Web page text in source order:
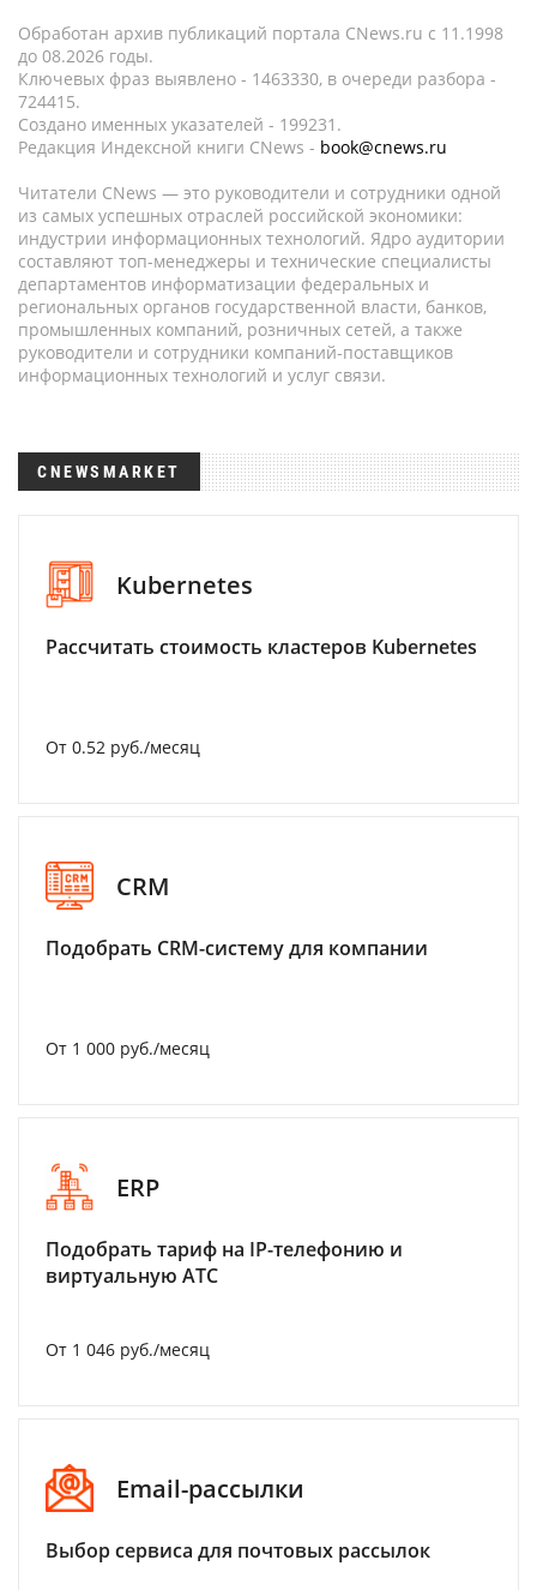
Обработан архив публикаций портала CNews.ru c 11.1998
до 08.2026 годы.
Ключевых фраз выявлено - 1463330, в очереди разбора -
724415.
Создано именных указателей - 199231.
Редакция Индексной книги CNews - book@cnews.ru
Читатели CNews — это руководители и сотрудники одной
из самых успешных отраслей российской экономики:
индустрии информационных технологий. Ядро аудитории
составляют топ-менеджеры и технические специалисты
департаментов информатизации федеральных и
региональных органов государственной власти, банков,
промышленных компаний, розничных сетей, а также
руководители и сотрудники компаний-поставщиков
информационных технологий и услуг связи.
CNEWSMARKET
Kubernetes
Рассчитать стоимость кластеров Kubernetes
От 0.52 руб./месяц
CRM
Подобрать CRM-систему для компании
От 1 000 руб./месяц
ERP
Подобрать тариф на IP-телефонию и
виртуальную АТС
От 1 046 руб./месяц
Email-рассылки
Выбор сервиса для почтовых рассылок